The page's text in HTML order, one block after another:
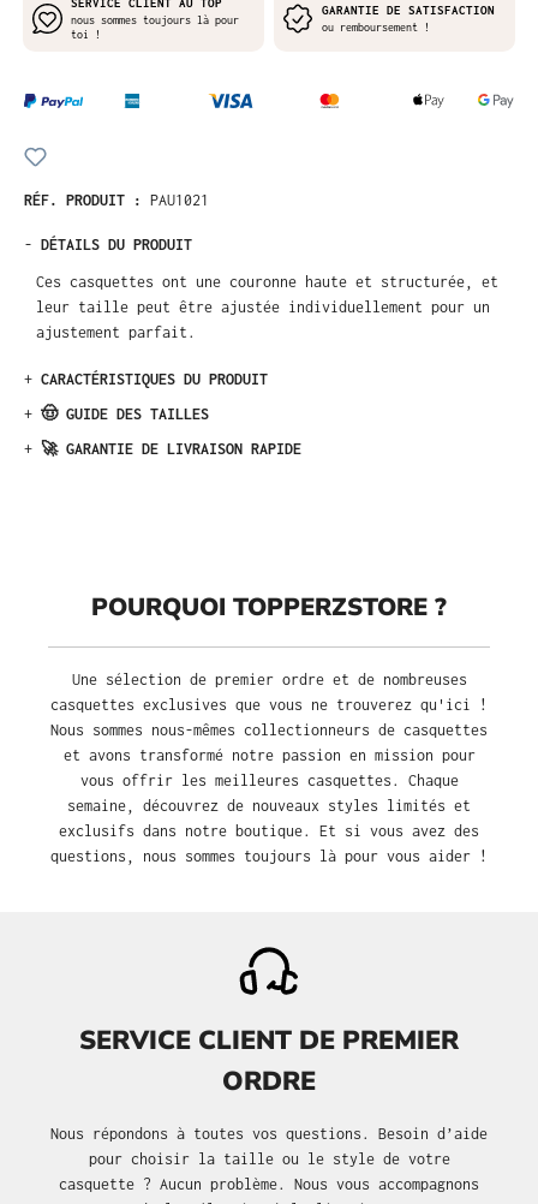
SERVICE CLIENT AU TOP
nous sommes toujours là pour
toi !
GARANTIE DE SATISFACTION
ou remboursement !
RÉF. PRODUIT : PAU1021
- DÉTAILS DU PRODUIT
Ces casquettes ont une couronne haute et structurée, et
leur taille peut être ajustée individuellement pour un
ajustement parfait.
+ CARACTÉRISTIQUES DU PRODUIT
+ 🤠 GUIDE DES TAILLES
+ 🚀 GARANTIE DE LIVRAISON RAPIDE
POURQUOI TOPPERZSTORE ?
Une sélection de premier ordre et de nombreuses
casquettes exclusives que vous ne trouverez qu'ici !
Nous sommes nous-mêmes collectionneurs de casquettes
et avons transformé notre passion en mission pour
vous offrir les meilleures casquettes. Chaque
semaine, découvrez de nouveaux styles limités et
exclusifs dans notre boutique. Et si vous avez des
questions, nous sommes toujours là pour vous aider !
SERVICE CLIENT DE PREMIER
ORDRE
Nous répondons à toutes vos questions. Besoin d’aide
pour choisir la taille ou le style de votre
casquette ? Aucun problème. Nous vous accompagnons